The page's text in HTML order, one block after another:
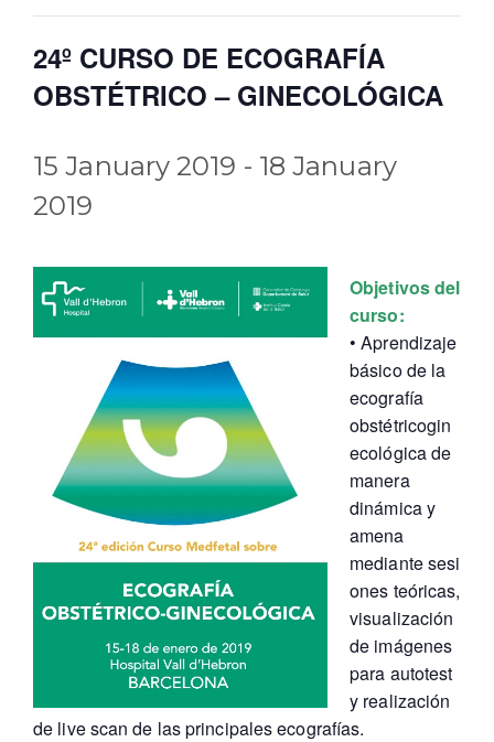
24º CURSO DE ECOGRAFÍA
OBSTÉTRICO – GINECOLÓGICA
15 January 2019 - 18 January
2019
Objetivos del
curso:
• Aprendizaje
básico de la
ecografía
obstétricogin
ecológica de
manera
dinámica y
amena
mediante sesi
ones teóricas,
visualización
de imágenes
para autotest
y realización
de live scan de las principales ecografías.